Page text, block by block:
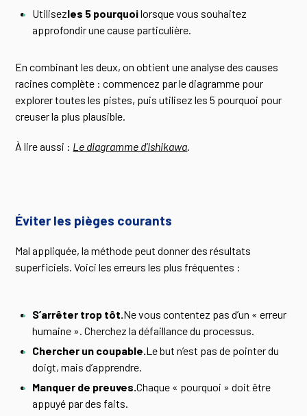
Utilisezles 5 pourquoilorsque vous souhaitez
approfondir une cause particulière.
En combinant les deux, on obtient une analyse des causes
racines complète : commencez par le diagramme pour
explorer toutes les pistes, puis utilisez les 5 pourquoi pour
creuser la plus plausible.
À lire aussi : Le diagramme d’Ishikawa.
Éviter les pièges courants
Mal appliquée, la méthode peut donner des résultats
superficiels. Voici les erreurs les plus fréquentes :
S’arrêter trop tôt.Ne vous contentez pas d’un « erreur
humaine ». Cherchez la défaillance du processus.
Chercher un coupable.Le but n’est pas de pointer du
doigt, mais d’apprendre.
Manquer de preuves.Chaque « pourquoi » doit être
appuyé par des faits.